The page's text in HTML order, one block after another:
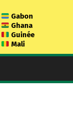
Gabon
Ghana
Guinée
Mali